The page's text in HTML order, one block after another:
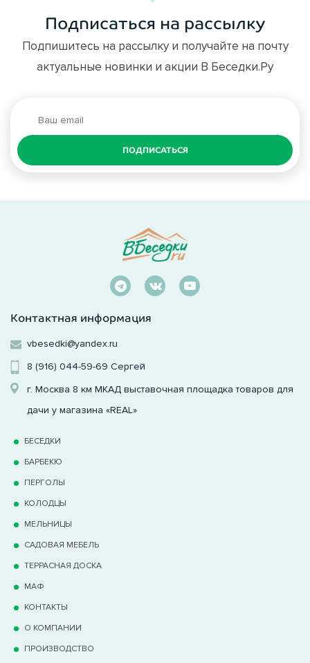
Подписаться на рассылку
Подпишитесь на рассылку и получайте на почту
актуальные новинки и акции В Беседки.Ру
ПОДПИСАТЬСЯ
Контактная информация
vbesedki@yandex.ru
8 (916) 044-59-69 Сергей
г. Москва 8 км МКАД выставочная площадка товаров для
дачи у магазина «REAL»
БЕСЕДКИ
БАРБЕКЮ
ПЕРГОЛЫ
КОЛОДЦЫ
МЕЛЬНИЦЫ
САДОВАЯ МЕБЕЛЬ
ТЕРРАCНАЯ ДОСКА
МАФ
КОНТАКТЫ
О КОМПАНИИ
ПРОИЗВОДСТВО